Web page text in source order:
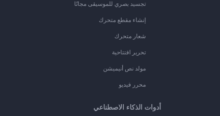
تجسيد بصري للموسيقى مجانًا
إنشاء مقطع متحرك
شعار متحرك
تحرير افتتاحية
مولد نص أنيميشن
محرر فيديو
أدوات الذكاء الاصطناعي